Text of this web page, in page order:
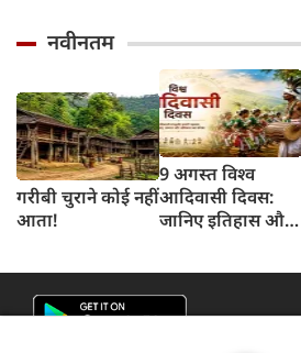
नवीनतम
गरीबी चुराने कोई नहीं
आता!
9 अगस्त विश्व
आदिवासी दिवस:
जानिए इतिहास और